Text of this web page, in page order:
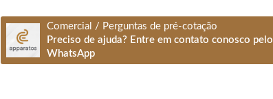
Comercial / Perguntas de pré-cotação
Preciso de ajuda? Entre em contato conosco pelo
WhatsApp